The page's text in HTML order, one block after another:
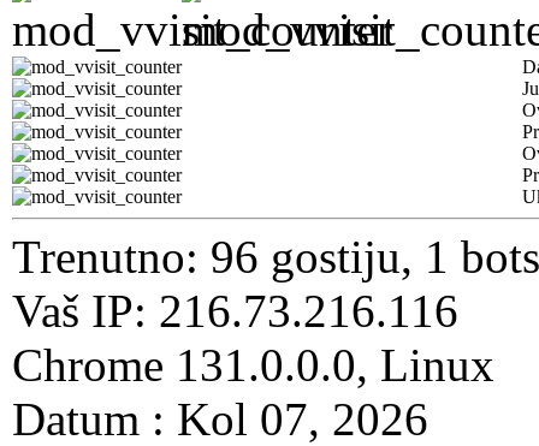
Trenutno: 96 gostiju, 1
Vaš IP: 216.73.216.116
Chrome 131.0.0.0, Linux
Datum : Kol 07, 2026